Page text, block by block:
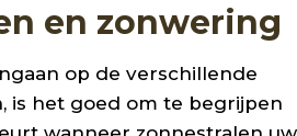
en zonwering
op de verschillende
is het goed om te begrijpen